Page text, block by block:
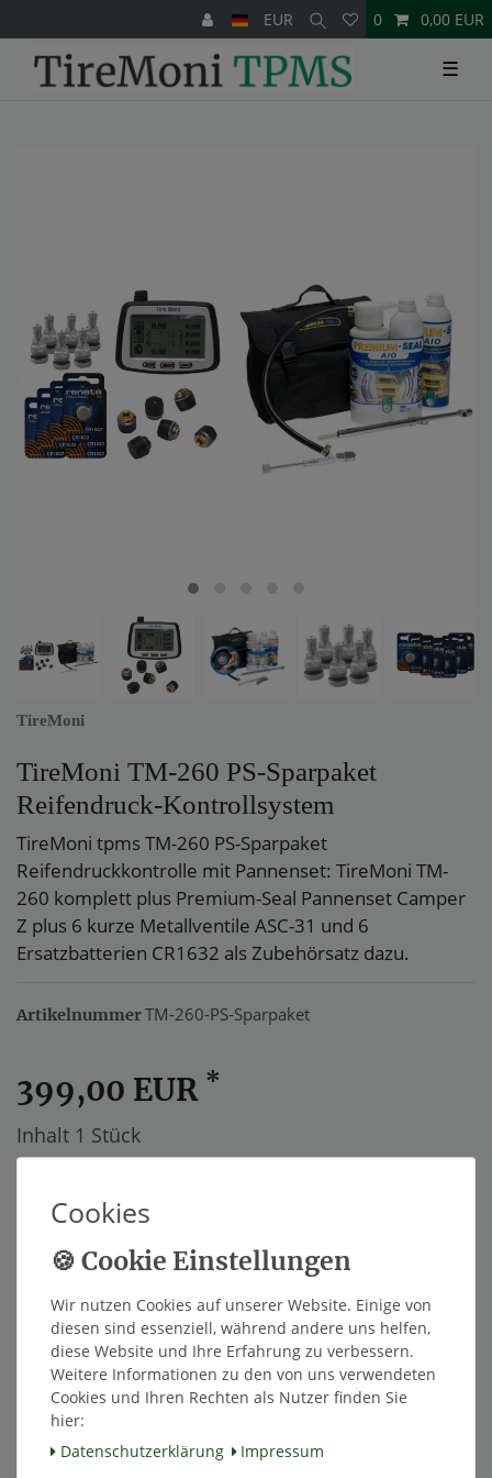
EUR 0 0,00 EUR
☰
TireMoni
TireMoni TM-260 PS-Sparpaket
Reifendruck-Kontrollsystem
TireMoni tpms TM-260 PS-Sparpaket
Reifendruckkontrolle mit Pannenset: TireMoni TM-
260 komplett plus Premium-Seal Pannenset Camper
Z plus 6 kurze Metallventile ASC-31 und 6
Ersatzbatterien CR1632 als Zubehörsatz dazu.
ArtikelnummerTM-260-PS-Sparpaket
399,00 EUR *
Inhalt 1 Stück
Wunschliste
* inkl. ges. MwSt. zzgl. Versandkosten
Cookies
Wir nutzen Cookies auf unserer Website. Einige von
diesen sind essenziell, während andere uns helfen,
diese Website und Ihre Erfahrung zu verbessern.
Weitere Informationen zu den von uns verwendeten
Cookies und Ihren Rechten als Nutzer finden Sie
hier:
Daten­schutz­erklärung
Impressum